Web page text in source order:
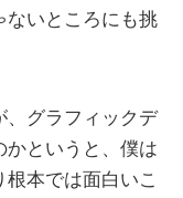
ないところにも挑
、グラフィックデ
というと、僕は
本では面白いこ